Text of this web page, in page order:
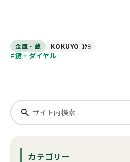
金庫・蔵 KOKUYO ｺｸﾖ
#鍵＋ダイヤル
カテゴリー